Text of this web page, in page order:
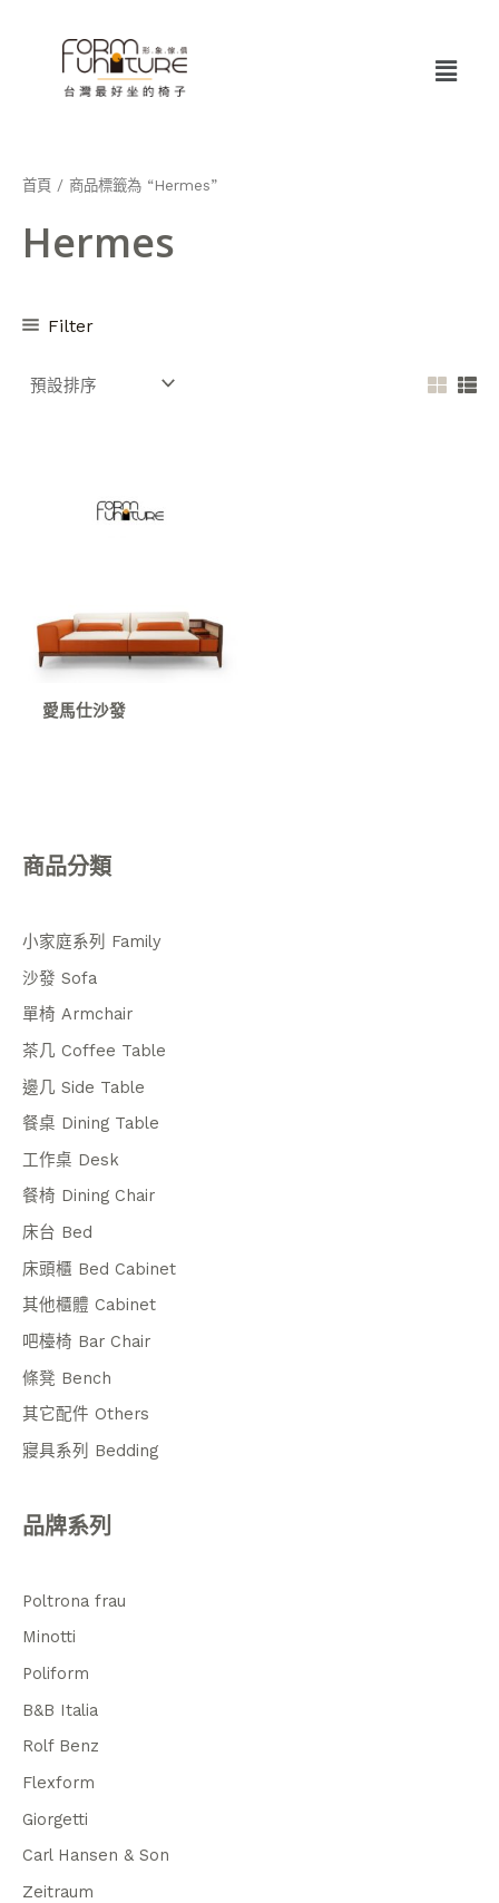
Menu
商品分類
小家庭系列 Family
沙發 Sofa
單椅 Armchair
茶几 Coffee Table
邊几 Side Table
餐桌 Dining Table
工作桌 Desk
餐椅 Dining Chair
床台 Bed
床頭櫃 Bed Cabinet
其他櫃體 Cabinet
吧檯椅 Bar Chair
條凳 Bench
其它配件 Others
寢具系列 Bedding
品牌系列
Poltrona frau
Minotti
Poliform
B&B Italia
Rolf Benz
Flexform
Giorgetti
Carl Hansen & Son
Zeitraum
首頁 / 商品標籤為 “Hermes”
Hermes
Filter
愛馬仕沙發